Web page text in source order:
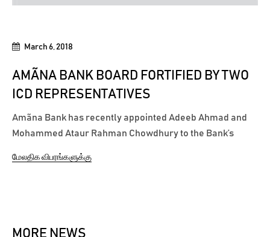
March 6, 2018
AMÃNA BANK BOARD FORTIFIED BY TWO
ICD REPRESENTATIVES
Amãna Bank has recently appointed Adeeb Ahmad and
Mohammed Ataur Rahman Chowdhury to the Bank’s
shareholder IB Growth Fund (Labuan) LLP, owned by the
மேலதிக விபரங்களுக்கு
MORE NEWS